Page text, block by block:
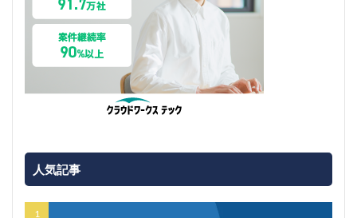
人気記事